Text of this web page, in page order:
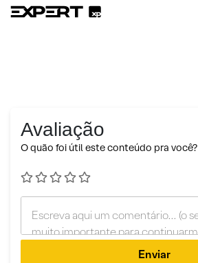
Avaliação
O quão foi útil este conteúdo pra você?
Enviar